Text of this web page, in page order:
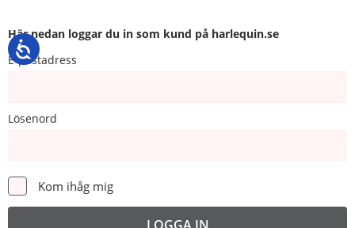
Här nedan loggar du in som kund på harlequin.se
E-postadress
Lösenord
Kom ihåg mig